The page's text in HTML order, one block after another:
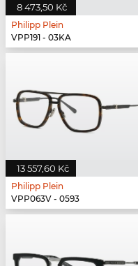
8 473,50 Kč
Philipp Plein
VPP191 - 03KA
13 557,60 Kč
Philipp Plein
VPP063V - 0593